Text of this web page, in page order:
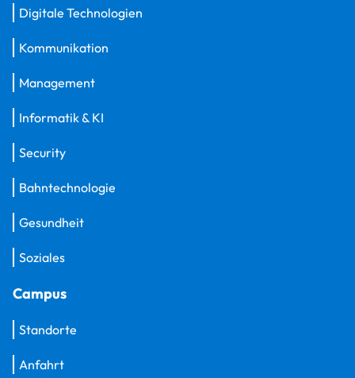
Digitale Technologien
Kommunikation
Management
Informatik & KI
Security
Bahntechnologie
Gesundheit
Soziales
Campus
Standorte
Anfahrt